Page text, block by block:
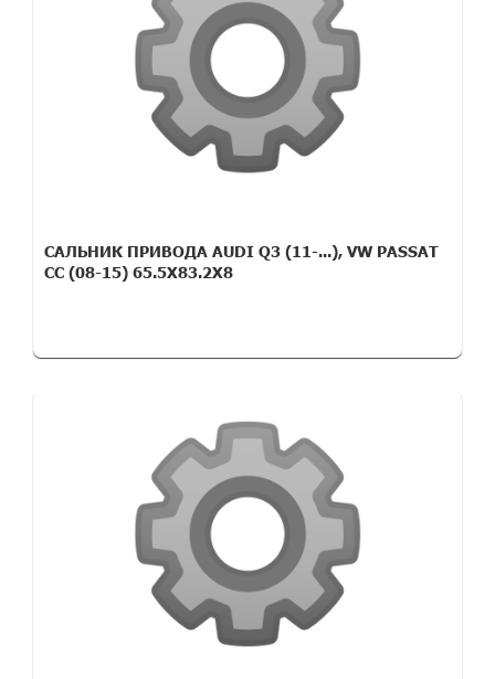
САЛЬНИК ПРИВОДА AUDI Q3 (11-...), VW PASSAT
CC (08-15) 65.5X83.2X8